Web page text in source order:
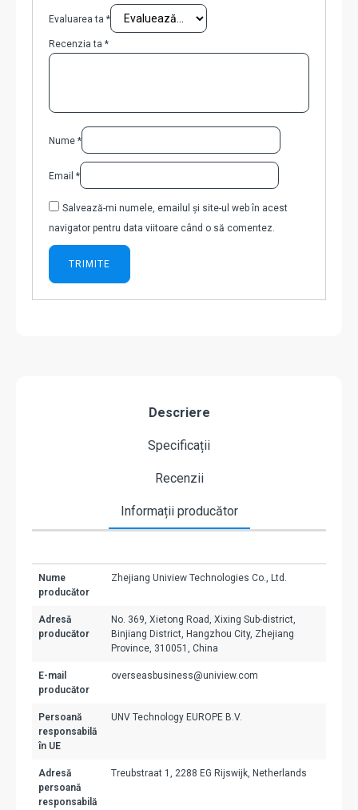
Evaluarea ta *
Recenzia ta *
Nume *
Email *
Salvează-mi numele, emailul și site-ul web în acest
navigator pentru data viitoare când o să comentez.
Descriere
Specificații
Recenzii
Informații producător
Nume
producător
Zhejiang Uniview Technologies Co., Ltd.
Adresă
producător
No. 369, Xietong Road, Xixing Sub-district,
Binjiang District, Hangzhou City, Zhejiang
Province, 310051, China
E-mail
producător
overseasbusiness@uniview.com
Persoană
responsabilă
în UE
UNV Technology EUROPE B.V.
Adresă
persoană
responsabilă
Treubstraat 1, 2288 EG Rijswijk, Netherlands